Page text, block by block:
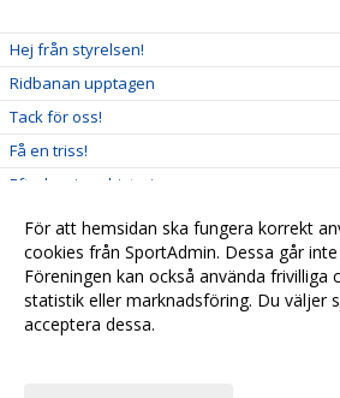
Hej från styrelsen!
Ridbanan upptagen
Tack för oss!
Få en triss!
Efterlysning - historia
Ridskolestart
Ystad Saltsjöbads champions tour!
För att hemsidan ska fungera korrekt
cookies från SportAdmin. Dessa går
Föreningen kan också använda frivilliga
statistik eller marknadsföring. Du väljer
acceptera dessa.